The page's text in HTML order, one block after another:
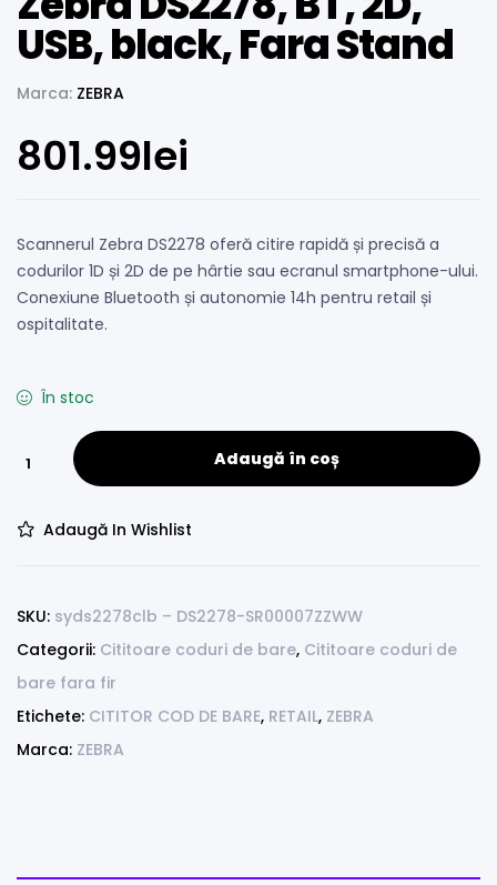
USB, black, Fara Stand
Marca: ZEBRA
801.99lei
Scannerul Zebra DS2278 oferă citire rapidă și precisă a
codurilor 1D și 2D de pe hârtie sau ecranul smartphone-ului.
Conexiune Bluetooth și autonomie 14h pentru retail și
ospitalitate.
În stoc
Adaugă în coș
Adaugă In Wishlist
SKU: syds2278clb – DS2278-SR00007ZZWW
Categorii: Cititoare coduri de bare, Cititoare coduri de
bare fara fir
Etichete: CITITOR COD DE BARE, RETAIL, ZEBRA
Marca: ZEBRA